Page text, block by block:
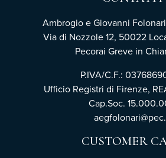
Ambrogio e Giovanni
Via di Nozzole 12, 50022
Pecorai Greve in
P.IVA/C.F.:
Ufficio Registri di Firenze,
Cap.Soc.
CUSTOMER